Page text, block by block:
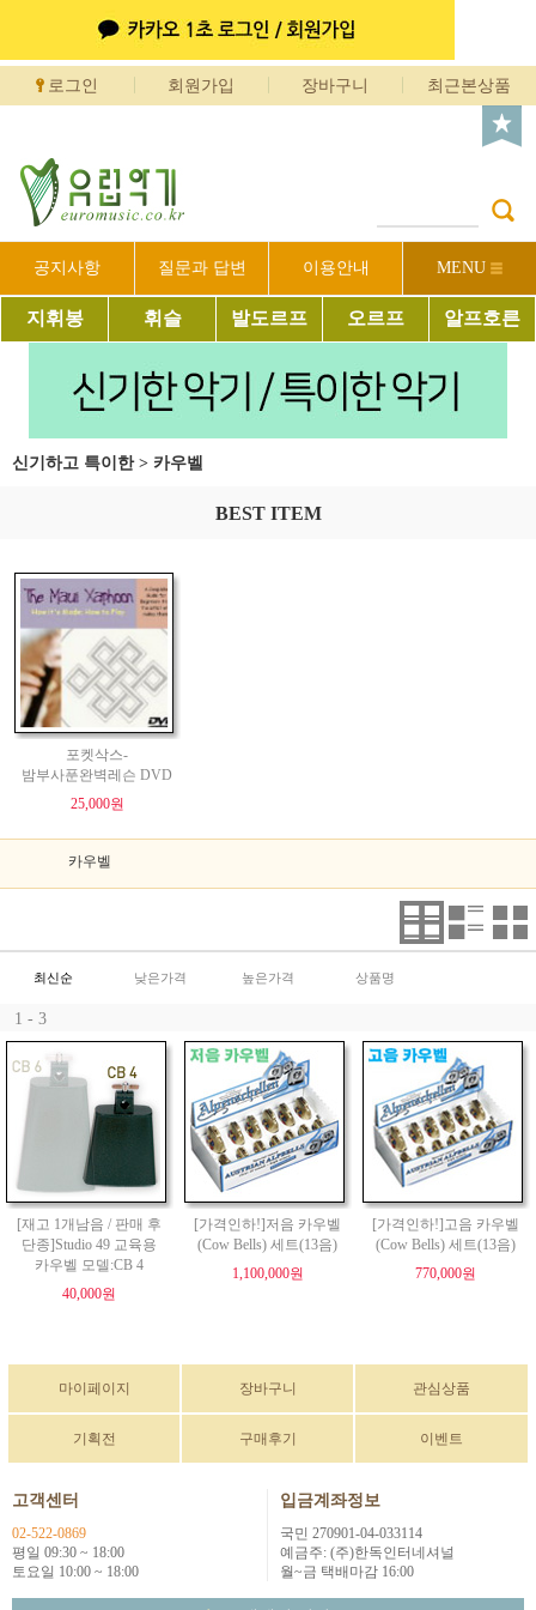
로그인 회원가입 장바구니 최근본상품
공지사항 질문과 답변 이용안내 MENU
지휘봉 휘슬 발도르프 오르프 알프호른
신기하고 특이한> 카우벨
BEST ITEM
포켓삭스-
밤부사푼완벽레슨 DVD
25,000원
카우벨
최신순 낮은가격 높은가격 상품명
1 - 3
[재고 1개남음 / 판매 후
단종]Studio 49 교육용
카우벨 모델:CB 4
40,000원
[가격인하!]저음 카우벨
(Cow Bells) 세트(13음)
1,100,000원
[가격인하!]고음 카우벨
(Cow Bells) 세트(13음)
770,000원
마이페이지 장바구니 관심상품
기획전 구매후기 이벤트
고객센터
02-522-0869
평일 09:30 ~ 18:00
토요일 10:00 ~ 18:00
입금계좌정보
국민 270901-04-033114
예금주: (주)한독인터네셔널
월~금 택배마감 16:00